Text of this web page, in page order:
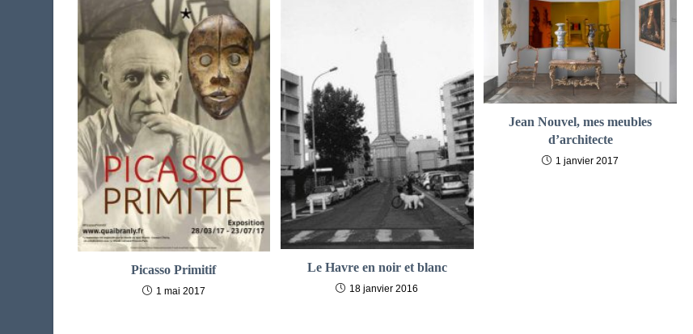
Picasso Primitif
1 mai 2017
Le Havre en noir et blanc
18 janvier 2016
Jean Nouvel, mes meubles
d’architecte
1 janvier 2017